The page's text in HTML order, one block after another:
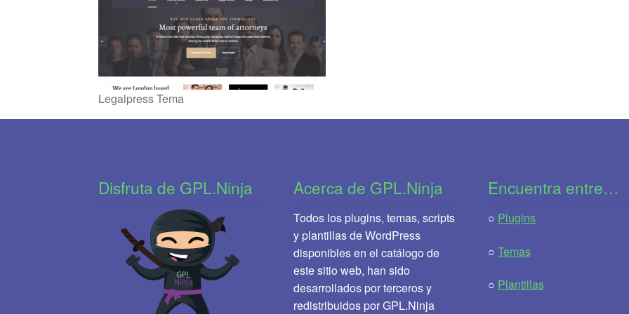
Legalpress Tema
Disfruta de GPL.Ninja Acerca de GPL.Ninja
Todos los plugins, temas, scripts
y plantillas de WordPress
disponibles en el catálogo de
este sitio web, han sido
desarrollados por terceros y
redistribuidos por GPL.Ninja
Encuentra entre…
○ Plugins
○Temas
○ Plantillas